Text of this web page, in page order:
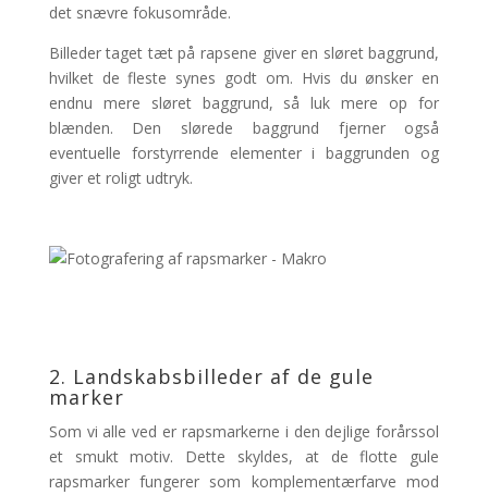
det snævre fokusområde.
Billeder taget tæt på rapsene giver en sløret baggrund,
hvilket de fleste synes godt om. Hvis du ønsker en
endnu mere sløret baggrund, så luk mere op for
blænden. Den slørede baggrund fjerner også
eventuelle forstyrrende elementer i baggrunden og
giver et roligt udtryk.
2. Landskabsbilleder af de gule
marker
Som vi alle ved er rapsmarkerne i den dejlige forårssol
et smukt motiv. Dette skyldes, at de flotte gule
rapsmarker fungerer som komplementærfarve mod